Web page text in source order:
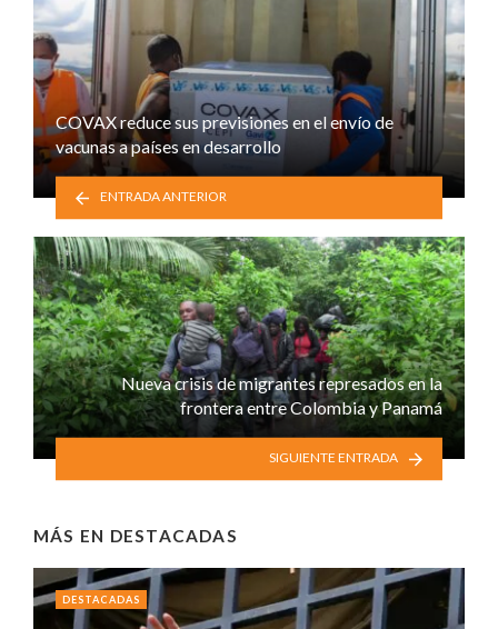
COVAX reduce sus previsiones en el envío de
vacunas a países en desarrollo
ENTRADA ANTERIOR
Nueva crisis de migrantes represados en la
frontera entre Colombia y Panamá
SIGUIENTE ENTRADA
MÁS EN DESTACADAS
DESTACADAS